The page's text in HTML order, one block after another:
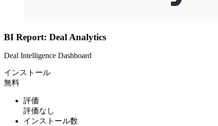
BI Report: Deal Analytics
Deal Intelligence Dashboard
インストール
無料
評価
評価なし
インストール数